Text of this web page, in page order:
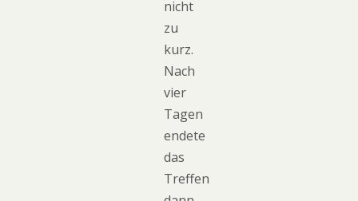
nicht
zu
kurz.
Nach
vier
Tagen
endete
das
Treffen